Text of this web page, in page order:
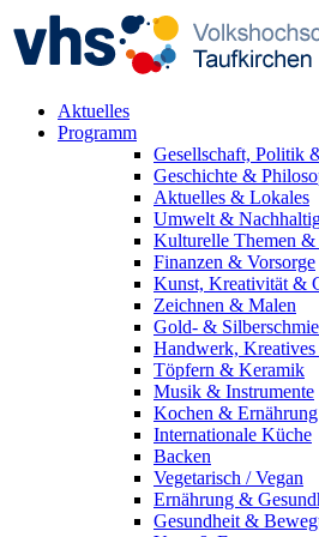
Aktuelles
Programm
Gesellschaft, Politik
Geschichte &
Aktuelles & Lokales
Umwelt &
Kulturelle Themen
Finanzen & Vorsorge
Kunst, Kreativität &
Zeichnen & Malen
Gold- &
Handwerk,
Töpfern & Keramik
Musik & Instrumente
Kochen & Ernährung
Internationale Küche
Backen
Vegetarisch / Vegan
Ernährung &
Gesundheit &